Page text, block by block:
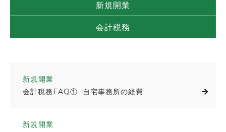
新規開業
会計税務
新規開業
会計税務FAQ①. 自宅事務所の経費
新規開業